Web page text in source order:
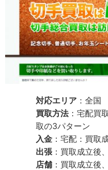
対応エリア ：全国
買取方法：宅配買
取の3パターン
入金 ：宅配：買取
出張 ：買取成立後
店舗 ：買取成立後